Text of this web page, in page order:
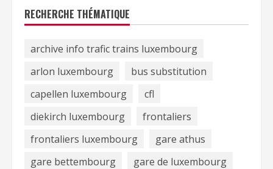
RECHERCHE THÉMATIQUE
archive info trafic trains luxembourg
arlon luxembourg
bus substitution
capellen luxembourg
cfl
diekirch luxembourg
frontaliers
frontaliers luxembourg
gare athus
gare bettembourg
gare de luxembourg